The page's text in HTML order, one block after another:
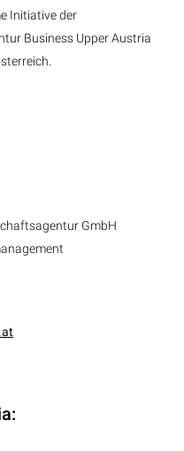
Initiative der
Business Upper Austria
GmbH